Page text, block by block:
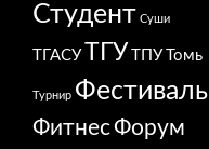
Студент Суши
ТГАСУ ТГУ ТПУ Томь
Турнир Фестиваль
ФитнесФорум